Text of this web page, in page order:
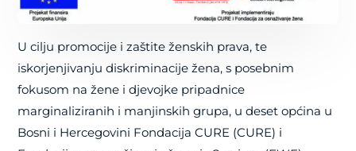
U cilju promocije i zaštite ženskih prava, te
iskorjenjivanju diskriminacije žena, s posebnim
fokusom na žene i djevojke pripadnice
marginaliziranih i manjinskih grupa, u deset općina u
Bosni i Hercegovini Fondacija CURE (CURE) i